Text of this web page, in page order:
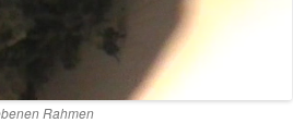
Rahmen